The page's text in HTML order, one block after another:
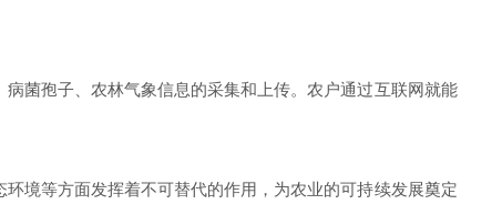
菌孢子、农林气象信息的采集和上传。农户通过互联网就能
境等方面发挥着不可替代的作用，为农业的可持续发展奠定